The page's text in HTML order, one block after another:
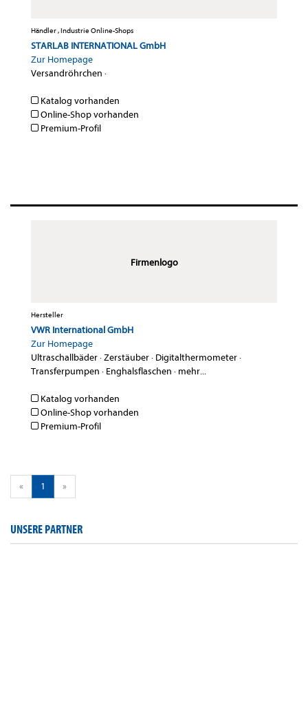
Händler , Industrie Online-Shops
STARLAB INTERNATIONAL GmbH
Zur Homepage
Versandröhrchen ·
Katalog vorhanden
Online-Shop vorhanden
Premium-Profil
Firmenlogo
Hersteller
VWR International GmbH
Zur Homepage
Ultraschallbäder·Zerstäuber· Digitalthermometer·
Transferpumpen · Enghalsflaschen · mehr...
Katalog vorhanden
Online-Shop vorhanden
Premium-Profil
« 1 »
UNSERE PARTNER